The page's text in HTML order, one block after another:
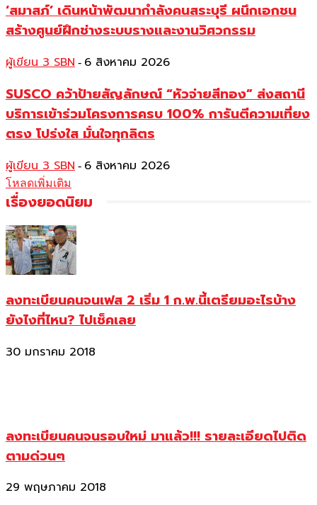
‘สมาสภ์’ เดินหน้าพัฒนากำลังคนสระบุรี ผนึกเอกชน
สร้างศูนย์ฝึกช่างระบบรางและงานวิศวกรรม
ผู้เขียน 3 SBN - 6 สิงหาคม 2026
SUSCO คว้าป้ายสัญลักษณ์ “หัวจ่ายสีทอง” ส่งสถานี
บริการเข้าร่วมโครงการครบ 100% การันตีความเที่ยง
ตรง โปร่งใส มั่นใจทุกลิตร
ผู้เขียน 3 SBN - 6 สิงหาคม 2026
โหลดเพิ่มเติม
เรื่องยอดนิยม
ลงทะเบียนคนจนเฟส 2 เริ่ม 1 ก.พ.นี้เตรียมอะไรบ้าง
ยังไงที่ไหน? ไปเช็คเลย
30 มกราคม 2018
ลงทะเบียนคนจนรอบใหม่ มาแล้ว!!! รายละเอียดไปติด
ตามด่วนๆ
29 พฤษภาคม 2018